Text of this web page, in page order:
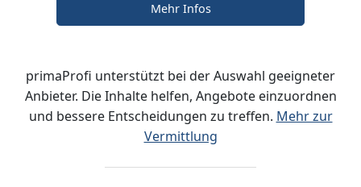
Mehr Infos
primaProfi unterstützt bei der Auswahl geeigneter
Anbieter. Die Inhalte helfen, Angebote einzuordnen
und bessere Entscheidungen zu treffen. Mehr zur
Vermittlung